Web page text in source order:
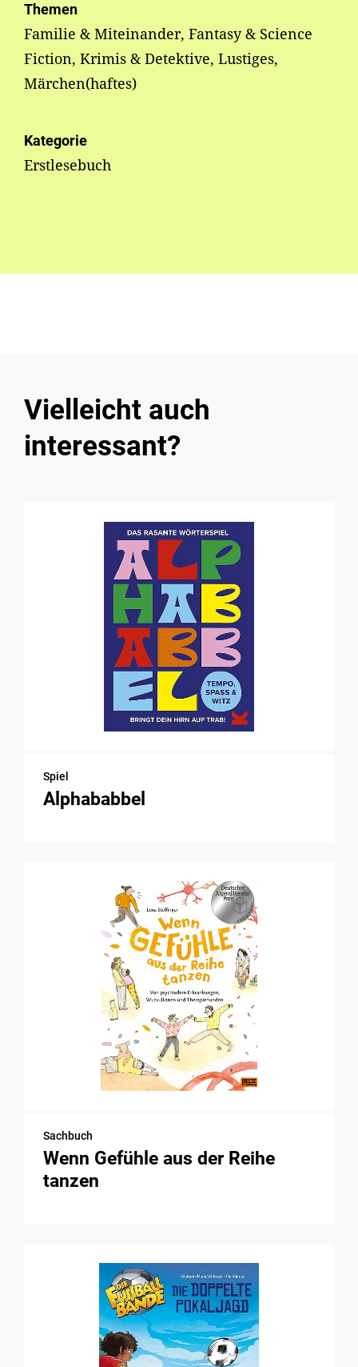
Themen
Familie & Miteinander, Fantasy & Science
Fiction, Krimis & Detektive, Lustiges,
Märchen(haftes)
Kategorie
Erstlesebuch
Vielleicht auch
interessant?
Spiel
Alphababbel
Sachbuch
Wenn Gefühle aus der Reihe
tanzen